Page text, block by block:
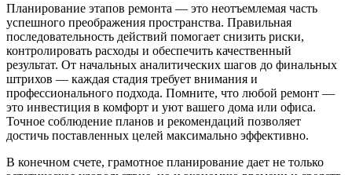
Планирование этапов ремонта — это неотъемлемая часть
успешного преображения пространства. Правильная
последовательность действий помогает снизить риски,
контролировать расходы и обеспечить качественный
результат. От начальных аналитических шагов до финальных
штрихов — каждая стадия требует внимания и
профессионального подхода. Помните, что любой ремонт —
это инвестиция в комфорт и уют вашего дома или офиса.
Точное соблюдение планов и рекомендаций позволяет
достичь поставленных целей максимально эффективно.
В конечном счете, грамотное планирование дает не только